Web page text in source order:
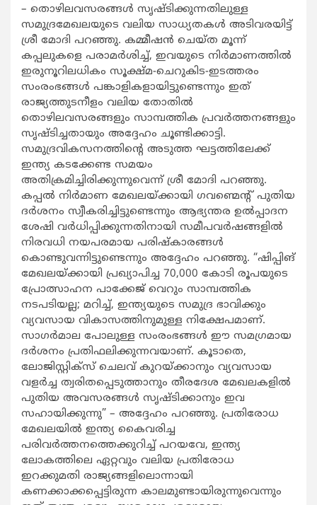
– തൊഴിലവസരങ്ങൾ സൃഷ്ടിക്കുന്നതിലുള്ള
സമുദ്രമേഖലയുടെ വലിയ സാധ്യതകൾ അടിവരയിട്ട്
ശ്രീ മോദി പറഞ്ഞു. കമ്മീഷൻ ചെയ്ത മൂന്ന്
കപ്പലുകളെ പരാമർശിച്ച്, ഇവയുടെ നിർമാണത്തിൽ
ഇരുനൂറിലധികം സൂക്ഷ്മ-ചെറുകിട-ഇടത്തരം
സംരംഭങ്ങൾ പങ്കാളികളായിട്ടുണ്ടെന്നും ഇത്
രാജ്യത്തുടനീളം വലിയ തോതിൽ
തൊഴിലവസരങ്ങളും സാമ്പത്തിക പ്രവർത്തനങ്ങളും
സൃഷ്ടിച്ചതായും അദ്ദേഹം ചൂണ്ടിക്കാട്ടി.
സമുദ്രവികസനത്തിന്റെ അടുത്ത ഘട്ടത്തിലേക്ക്
ഇന്ത്യ കടക്കേണ്ട സമയം
അതിക്രമിച്ചിരിക്കുന്നുവെന്ന് ശ്രീ മോദി പറഞ്ഞു.
കപ്പൽ നിർമാണ മേഖലയ്ക്കായി ഗവണ്മെന്റ് പുതിയ
ദർശനം സ്വീകരിച്ചിട്ടുണ്ടെന്നും ആഭ്യന്തര ഉൽപ്പാദന
ശേഷി വർധിപ്പിക്കുന്നതിനായി സമീപവർഷങ്ങളിൽ
നിരവധി നയപരമായ പരിഷ്കാരങ്ങൾ
കൊണ്ടുവന്നിട്ടുണ്ടെന്നും അദ്ദേഹം പറഞ്ഞു. “ഷിപ്പിങ്
മേഖലയ്ക്കായി പ്രഖ്യാപിച്ച 70,000 കോടി രൂപയുടെ
പ്രോത്സാഹന പാക്കേജ് വെറും സാമ്പത്തിക
നടപടിയല്ല; മറിച്ച്, ഇന്ത്യയുടെ സമുദ്ര ഭാവിക്കും
വ്യവസായ വികാസത്തിനുമുള്ള നിക്ഷേപമാണ്.
സാഗർമാല പോലുള്ള സംരംഭങ്ങൾ ഈ സമഗ്രമായ
ദർശനം പ്രതിഫലിക്കുന്നവയാണ്. കൂടാതെ,
ലോജിസ്റ്റിക്‌സ് ചെലവ് കുറയ്ക്കാനും വ്യവസായ
വളർച്ച ത്വരിതപ്പെടുത്താനും തീരദേശ മേഖലകളിൽ
പുതിയ അവസരങ്ങൾ സൃഷ്ടിക്കാനും ഇവ
സഹായിക്കുന്നു” – അദ്ദേഹം പറഞ്ഞു. പ്രതിരോധ
മേഖലയിൽ ഇന്ത്യ കൈവരിച്ച
പരിവർത്തനത്തെക്കുറിച്ച് പറയവേ, ഇന്ത്യ
ലോകത്തിലെ ഏറ്റവും വലിയ പ്രതിരോധ
ഇറക്കുമതി രാജ്യങ്ങളിലൊന്നായി
കണക്കാക്കപ്പെട്ടിരുന്ന കാലമുണ്ടായിരുന്നുവെന്നും